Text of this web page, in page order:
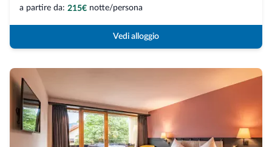
a partire da: 215€ notte/persona
Vedi alloggio